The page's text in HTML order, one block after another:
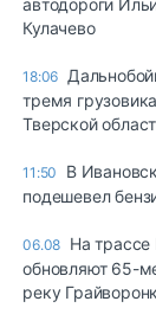
автодороги
Кулачево
18:06
тремя
Тверской
11:50
В
подешевел
06.08 На трассе
обновляют 65-
реку